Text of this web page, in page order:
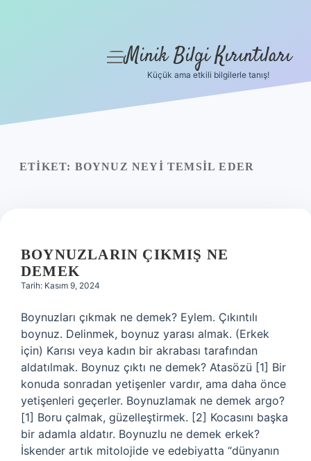
Yasal Uyarı
menüyü
Minik Bilgi Kırıntıları
Küçük ama etkili bilgilerle tanış!
ETIKET: BOYNUZ NEYI TEMSIL EDER
BOYNUZLARIN ÇIKMIŞ NE
DEMEK
Tarih: Kasım 9, 2024
Boynuzları çıkmak ne demek? Eylem. Çıkıntılı
boynuz. Delinmek, boynuz yarası almak. (Erkek
için) Karısı veya kadın bir akrabası tarafından
aldatılmak. Boynuz çıktı ne demek? Atasözü [1] Bir
konuda sonradan yetişenler vardır, ama daha önce
yetişenleri geçerler. Boynuzlamak ne demek argo?
[1] Boru çalmak, güzelleştirmek. [2] Kocasını başka
bir adamla aldatır. Boynuzlu ne demek erkek?
İskender artık mitolojide ve edebiyatta “dünyanın